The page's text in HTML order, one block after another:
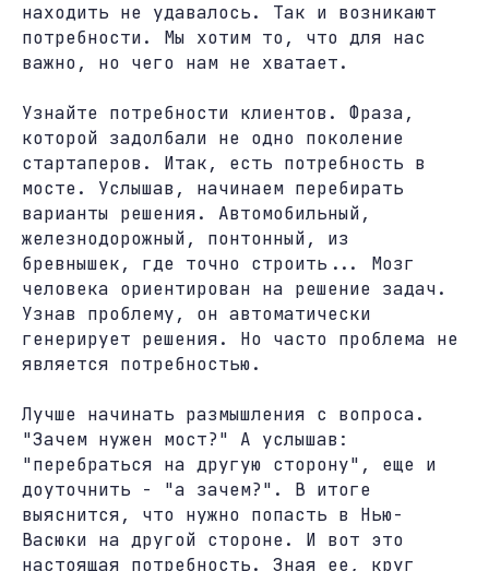
находить не удавалось. Так и возникают
потребности. Мы хотим то, что для нас
важно, но чего нам не хватает.
Узнайте потребности клиентов. Фраза,
которой задолбали не одно поколение
стартаперов. Итак, есть потребность в
мосте. Услышав, начинаем перебирать
варианты решения. Автомобильный,
железнодорожный, понтонный, из
бревнышек, где точно строить... Мозг
человека ориентирован на решение задач.
Узнав проблему, он автоматически
генерирует решения. Но часто проблема не
является потребностью.
Лучше начинать размышления с вопроса.
"Зачем нужен мост?" А услышав:
"перебраться на другую сторону", еще и
доуточнить - "а зачем?". В итоге
выяснится, что нужно попасть в Нью-
Васюки на другой стороне. И вот это
настоящая потребность. Зная ее, круг